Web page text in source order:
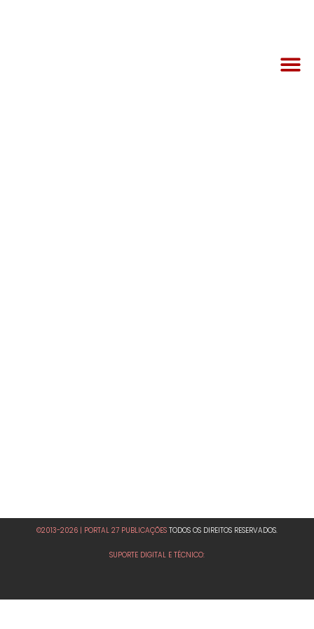
©2013-2026 | PORTAL 27 PUBLICAÇÕES TODOS OS DIREITOS RESERVADOS.
SUPORTE DIGITAL E TÉCNICO: